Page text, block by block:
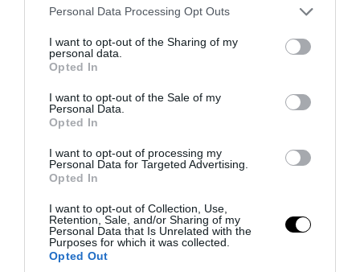
Please note that this website/app uses one or more Google
not limited to your visit or usage behaviour. You may click to
grant or deny consent to Google and its third-party tags to
use your data for below specified purposes in below Google
consent section.
Personal Data Processing Opt Outs
I want to opt-out of the Sharing of my
personal data.
Opted In
I want to opt-out of the Sale of my
Personal Data.
Opted In
I want to opt-out of processing my
Personal Data for Targeted Advertising.
Opted In
I want to opt-out of Collection, Use,
Retention, Sale, and/or Sharing of my
Personal Data that Is Unrelated with the
Purposes for which it was collected.
Opted Out
04.08.2026 | 19:30
PRONEWS.GR /X-FILES